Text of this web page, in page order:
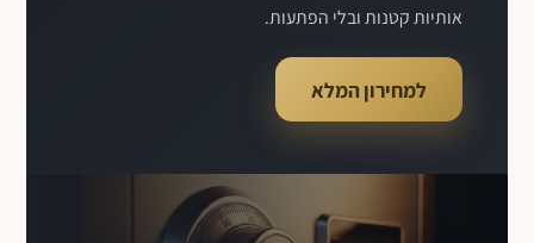
אותיות קטנות ובלי הפתעות.
למחירון המלא